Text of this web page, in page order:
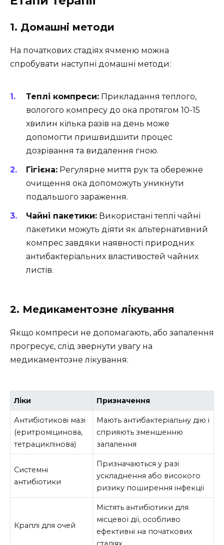
1. Домашні методи
На початкових стадіях ячменю можна
спробувати наступні домашні методи:
Теплі компреси: Прикладання теплого,
вологого компресу до ока протягом 10-15
хвилин кілька разів на день може
допомогти пришвидшити процес
дозрівання та видалення гною.
Гігієна: Регулярне миття рук та обережне
очищення ока допоможуть уникнути
подальшого зараження.
Чайні пакетики: Використані теплі чайні
пакетики можуть діяти як альтернативний
компрес завдяки наявності природних
антибактеріальних властивостей чайних
листів.
2. Медикаментозне лікування
Якщо компреси не допомагають, або запалення
прогресує, слід звернути увагу на
медикаментозне лікування:
Ліки Призначення
Антибіотикові мазі
(еритроміцинова,
тетрациклінова)
Мають антибактеріальну дію і
сприяють зменшенню
запалення
Системні
антибіотики
Призначаються у разі
ускладнення або високого
ризику поширення інфекції
Краплі для очей
Містять антибіотики для
місцевої дії, особливо
ефективні на початкових